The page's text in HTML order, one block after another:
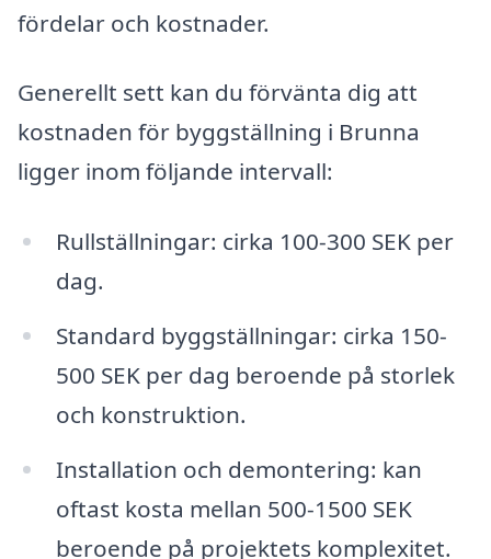
fördelar och kostnader.
Generellt sett kan du förvänta dig att
kostnaden för byggställning i Brunna
ligger inom följande intervall:
Rullställningar: cirka 100-300 SEK per
dag.
Standard byggställningar: cirka 150-
500 SEK per dag beroende på storlek
och konstruktion.
Installation och demontering: kan
oftast kosta mellan 500-1500 SEK
beroende på projektets komplexitet.